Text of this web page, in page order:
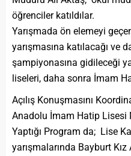
öğrenciler katıldılar.
Yarışmada ön elemeyi
yarışmasına katılacağı ve
şampiyonasına gidileceği
liseleri, daha sonra İmam
Açılış Konuşmasını
Anadolu İmam Hatip Lisesi
Yaptığı Program da; Lise
yarışmalarında Bayburt